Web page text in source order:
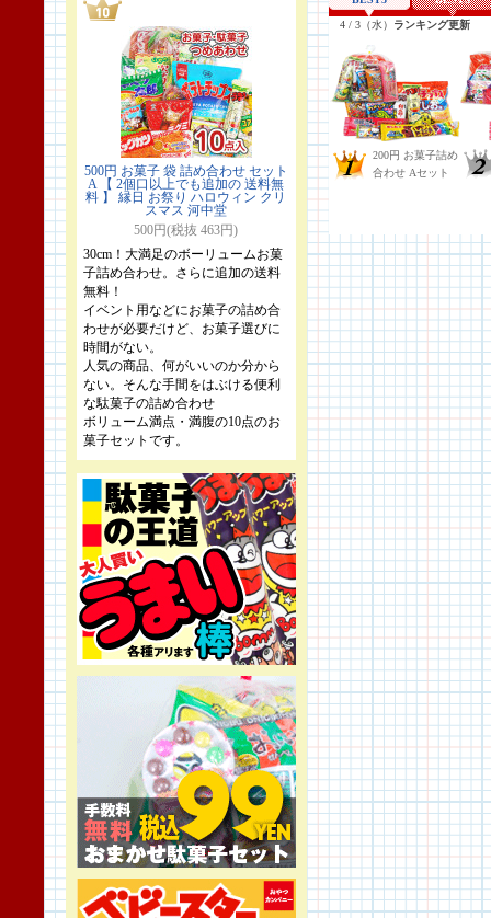
500円 お菓子 袋 詰め合わせ セット
A 【 2個口以上でも追加の 送料無
料 】 縁日 お祭り ハロウィン クリ
スマス 河中堂
500円(税抜 463円)
30cm！大満足のボーリュームお菓
子詰め合わせ。さらに追加の送料
無料！
イベント用などにお菓子の詰め合
わせが必要だけど、お菓子選びに
時間がない。
人気の商品、何がいいのか分から
ない。そんな手間をはぶける便利
な駄菓子の詰め合わせ
ボリューム満点・満腹の10点のお
菓子セットです。